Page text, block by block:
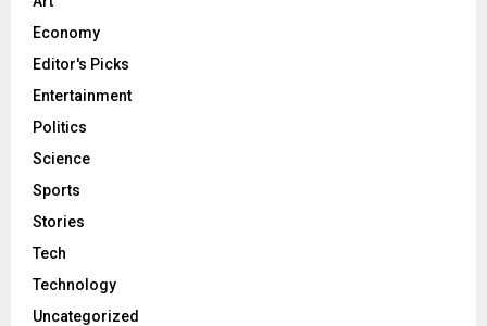
Economy
Editor's Picks
Entertainment
Politics
Science
Sports
Stories
Tech
Technology
Uncategorized